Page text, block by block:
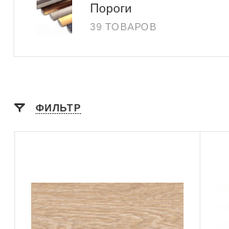
Пороги
39 ТОВАРОВ
ФИЛЬТР